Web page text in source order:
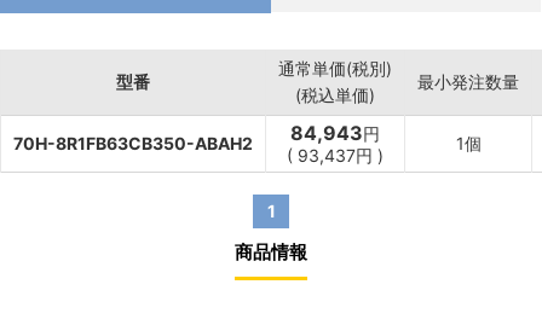
型番
通常単価(税別)
(税込単価)
最小発注数量
70H-8R1FB63CB350-ABAH2 84,943円
( 93,437円 )
1個
1
商品情報